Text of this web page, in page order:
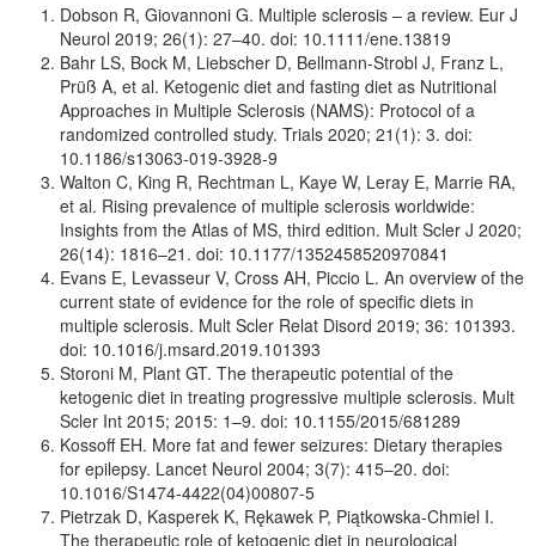
Dobson R, Giovannoni G. Multiple sclerosis – a review. Eur J
Neurol 2019; 26(1): 27–40. doi: 10.1111/ene.13819
Bahr LS, Bock M, Liebscher D, Bellmann-Strobl J, Franz L,
Prüß A, et al. Ketogenic diet and fasting diet as Nutritional
Approaches in Multiple Sclerosis (NAMS): Protocol of a
randomized controlled study. Trials 2020; 21(1): 3. doi:
10.1186/s13063-019-3928-9
Walton C, King R, Rechtman L, Kaye W, Leray E, Marrie RA,
et al. Rising prevalence of multiple sclerosis worldwide:
Insights from the Atlas of MS, third edition. Mult Scler J 2020;
26(14): 1816–21. doi: 10.1177/1352458520970841
Evans E, Levasseur V, Cross AH, Piccio L. An overview of the
current state of evidence for the role of specific diets in
multiple sclerosis. Mult Scler Relat Disord 2019; 36: 101393.
doi: 10.1016/j.msard.2019.101393
Storoni M, Plant GT. The therapeutic potential of the
ketogenic diet in treating progressive multiple sclerosis. Mult
Scler Int 2015; 2015: 1–9. doi: 10.1155/2015/681289
Kossoff EH. More fat and fewer seizures: Dietary therapies
for epilepsy. Lancet Neurol 2004; 3(7): 415–20. doi:
10.1016/S1474-4422(04)00807-5
Pietrzak D, Kasperek K, Rękawek P, Piątkowska-Chmiel I.
The therapeutic role of ketogenic diet in neurological